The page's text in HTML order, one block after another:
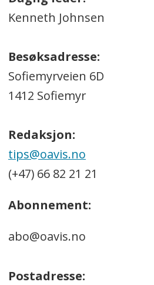
Kenneth Johnsen
Besøksadresse:
Sofiemyrveien 6D
1412 Sofiemyr
Redaksjon:
tips@oavis.no
(+47) 66 82 21 21
Abonnement:
abo@oavis.no
Postadresse: